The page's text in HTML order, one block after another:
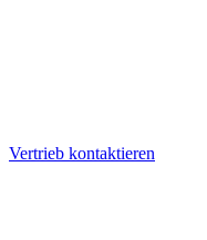
Vertrieb kontaktieren